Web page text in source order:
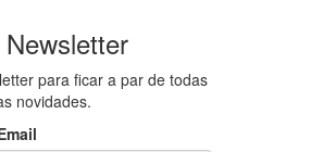
Newsletter
para ficar a par de todas
novidades.